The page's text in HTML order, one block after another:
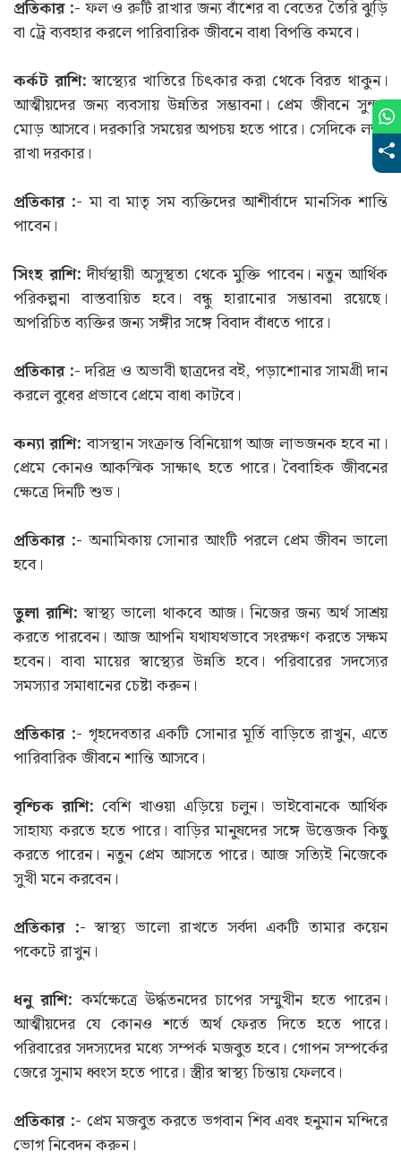
প্রতিকার :- ফল ও রুটি রাখার জন্য বাঁশের বা বেতের তৈরি ঝুড়ি
বা ট্রে ব্যবহার করলে পারিবারিক জীবনে বাধা বিপত্তি কমবে।
কর্কট রাশি: স্বাস্থ্যের খাতিরে চিৎকার করা থেকে বিরত থাকুন।
আত্মীয়দের জন্য ব্যবসায় উন্নতির সম্ভাবনা। প্রেম জীবনে সুন্দর
মোড় আসবে। দরকারি সময়ের অপচয় হতে পারে। সেদিকে লক্ষ্য
রাখা দরকার।
প্রতিকার :- মা বা মাতৃ সম ব্যক্তিদের আশীর্বাদে মানসিক শান্তি
পাবেন।
সিংহ রাশি: দীর্ঘস্থায়ী অসুস্থতা থেকে মুক্তি পাবেন। নতুন আর্থিক
পরিকল্পনা বাস্তবায়িত হবে। বন্ধু হারানোর সম্ভাবনা রয়েছে।
অপরিচিত ব্যক্তির জন্য সঙ্গীর সঙ্গে বিবাদ বাঁধতে পারে।
প্রতিকার :-দরিদ্র ও অভাবী ছাত্রদের বই, পড়াশোনার সামগ্রী দান
করলে বুধের প্রভাবে প্রেমে বাধা কাটবে।
কন্যা রাশি: বাসস্থান সংক্রান্ত বিনিয়োগ আজ লাভজনক হবে না।
প্রেমে কোনও আকস্মিক সাক্ষাৎ হতে পারে। বৈবাহিক জীবনের
ক্ষেত্রে দিনটি শুভ।
প্রতিকার :- অনামিকায় সোনার আংটি পরলে প্রেম জীবন ভালো
হবে।
তুলা রাশি: স্বাস্থ্য ভালো থাকবে আজ। নিজের জন্য অর্থ সাশ্রয়
করতে পারবেন। আজ আপনি যথাযথভাবে সংরক্ষণ করতে সক্ষম
হবেন। বাবা মায়ের স্বাস্থ্যের উন্নতি হবে। পরিবারের সদস্যের
সমস্যার সমাধানের চেষ্টা করুন।
প্রতিকার :- গৃহদেবতার একটি সোনার মূর্তি বাড়িতে রাখুন, এতে
পারিবারিক জীবনে শান্তি আসবে।
বৃশ্চিক রাশি: বেশি খাওয়া এড়িয়ে চলুন। ভাইবোনকে আর্থিক
সাহায্য করতে হতে পারে। বাড়ির মানুষদের সঙ্গে উত্তেজক কিছু
করতে পারেন। নতুন প্রেম আসতে পারে। আজ সত্যিই নিজেকে
সুখী মনে করবেন।
প্রতিকার :- স্বাস্থ্য ভালো রাখতে সর্বদা একটি তামার কয়েন
পকেটে রাখুন।
ধনু রাশি: কর্মক্ষেত্রে ঊর্দ্ধতনদের চাপের সম্মুখীন হতে পারেন।
আত্মীয়দের যে কোনও শর্তে অর্থ ফেরত দিতে হতে পারে।
পরিবারের সদস্যদের মধ্যে সম্পর্ক মজবুত হবে। গোপন সম্পর্কের
জেরে সুনাম ধ্বংস হতে পারে। স্ত্রীর স্বাস্থ্য চিন্তায় ফেলবে।
প্রতিকার :- প্রেম মজবুত করতে ভগবান শিব এবং হনুমান মন্দিরে
ভোগ নিবেদন করুন।